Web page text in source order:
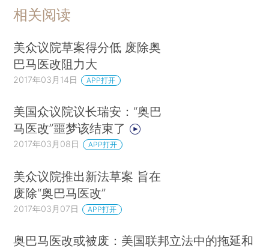
相关阅读
美众议院草案得分低 废除奥
巴马医改阻力大
2017年03月14日 APP打开
美国众议院议长瑞安：“奥巴
马医改”噩梦该结束了
2017年03月08日 APP打开
美众议院推出新法草案 旨在
废除“奥巴马医改”
2017年03月07日 APP打开
奥巴马医改或被废：美国联邦立法中的拖延和